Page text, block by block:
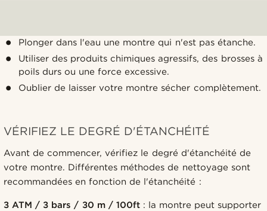
Plonger dans l'eau une montre qui n'est pas étanche.
Utiliser des produits chimiques agressifs, des brosses à
poils durs ou une force excessive.
Oublier de laisser votre montre sécher complètement.
VÉRIFIEZ LE DEGRÉ D'ÉTANCHÉITÉ
Avant de commencer, vérifiez le degré d'étanchéité de
votre montre. Différentes méthodes de nettoyage sont
recommandées en fonction de l'étanchéité :
3 ATM / 3 bars / 30 m / 100ft: la montre peut supporter